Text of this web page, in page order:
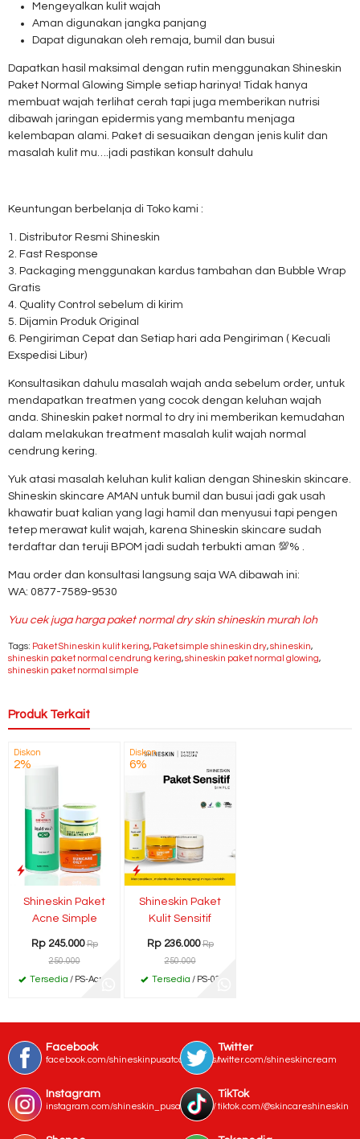
Mengeyalkan kulit wajah
Aman digunakan jangka panjang
Dapat digunakan oleh remaja, bumil dan busui
Dapatkan hasil maksimal dengan rutin menggunakan Shineskin
Paket Normal Glowing Simple setiap harinya! Tidak hanya
membuat wajah terlihat cerah tapi juga memberikan nutrisi
dibawah jaringan epidermis yang membantu menjaga
kelembapan alami. Paket di sesuaikan dengan jenis kulit dan
masalah kulit mu….jadi pastikan konsult dahulu
Keuntungan berbelanja di Toko kami :
1. Distributor Resmi Shineskin
2. Fast Response
3. Packaging menggunakan kardus tambahan dan Bubble Wrap
Gratis
4. Quality Control sebelum di kirim
5. Dijamin Produk Original
6. Pengiriman Cepat dan Setiap hari ada Pengiriman ( Kecuali
Exspedisi Libur)
Konsultasikan dahulu masalah wajah anda sebelum order, untuk
mendapatkan treatmen yang cocok dengan keluhan wajah
anda. Shineskin paket normal to dry ini memberikan kemudahan
dalam melakukan treatment masalah kulit wajah normal
cendrung kering.
Yuk atasi masalah keluhan kulit kalian dengan Shineskin skincare.
Shineskin skincare AMAN untuk bumil dan busui jadi gak usah
khawatir buat kalian yang lagi hamil dan menyusui tapi pengen
tetep merawat kulit wajah, karena Shineskin skincare sudah
terdaftar dan teruji BPOM jadi sudah terbukti aman 💯% .
Mau order dan konsultasi langsung saja WA dibawah ini:
WA: 0877-7589-9530
Yuu cek juga harga paket normal dry skin shineskin murah loh
Tags: Paket Shineskin kulit kering, Paket simple shineskin dry,shineskin,
shineskin paket normal cendrung kering,shineskin paket normal glowing,
shineskin paket normal simple
Produk Terkait
Diskon
2%
Shineskin Paket
Acne Simple
Rp 245.000 Rp
250.000
Tersedia / PS-Acne
Diskon
6%
Shineskin Paket
Kulit Sensitif
Rp 236.000 Rp
250.000
Tersedia / PS-03
Facebook
facebook.com/shineskinpusatcosmetics/
Twitter
twitter.com/shineskincream
Instagram
instagram.com/shineskin_pusat_bogor/
TikTok
tiktok.com/@skincareshineskin